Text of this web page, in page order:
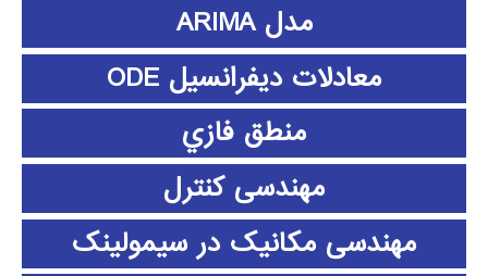
مدل ARIMA
معادلات دیفرانسیل ODE
منطق فازي
مهندسی کنترل
مهندسی مکانیک در سیمولینک